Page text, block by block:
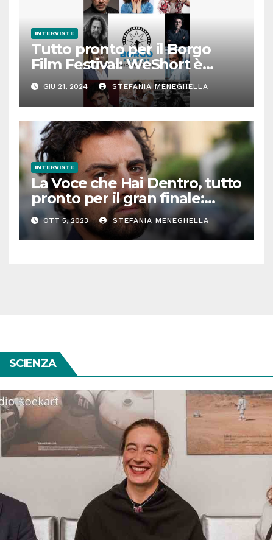
INTERVISTE
Tutto pronto per il Borgo
Film Festival: WeShort è
partner della prima edizione
GIU 21, 2024 STEFANIA MENEGHELLA
INTERVISTE
La Voce che Hai Dentro, tutto
pronto per il gran finale:
parla Roberto Oliveri
OTT 5, 2023 STEFANIA MENEGHELLA
SCIENZA